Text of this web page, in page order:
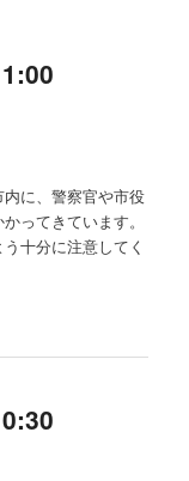
に、警察官や市役
ってきています。
十分に注意してく